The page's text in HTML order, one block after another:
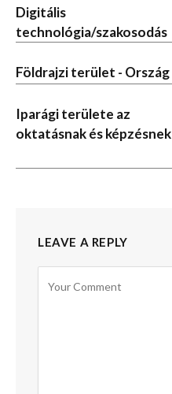
Digitális
technológia/szakosodás
Földrajzi terület - Ország
Iparági területe az
oktatásnak és képzésnek
LEAVE A REPLY